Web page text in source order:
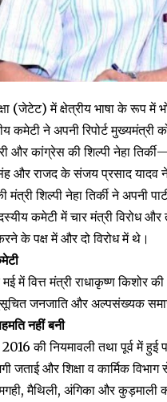
(जेटेट) में क्षेत्रीय भाषा के रूप
कमेटी ने अपनी रिपोर्ट
और कांग्रेस की शिल्पी नेहा
और राजद के संजय प्रसाद यादव
शिल्पी नेहा तिर्की ने अपनी
कमेटी में चार मंत्री विरोध
के पक्ष में और दो विरोध में थे।
में वित्त मंत्री राधाकृष्ण किशोर
जनजाति और अल्पसंख्यक
नहीं बनी
की नियमावली तथा पूर्व में
और शिक्षा व कार्मिक विभाग से
मैथिली, अंगिका और कुड़माली